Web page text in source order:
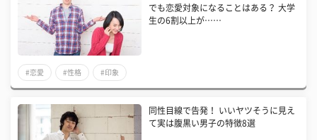
でも恋愛対象になることはある？ 大学
生の6割以上が……
#恋愛 #性格 #印象
同性目線で告発！ いいヤツそうに見え
て実は腹黒い男子の特徴8選